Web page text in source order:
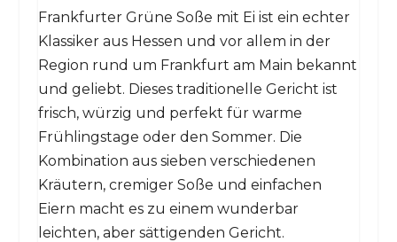
Frankfurter Grüne Soße mit Ei ist ein echter
Klassiker aus Hessen und vor allem in der
Region rund um Frankfurt am Main bekannt
und geliebt. Dieses traditionelle Gericht ist
frisch, würzig und perfekt für warme
Frühlingstage oder den Sommer. Die
Kombination aus sieben verschiedenen
Kräutern, cremiger Soße und einfachen
Eiern macht es zu einem wunderbar
leichten, aber sättigenden Gericht.